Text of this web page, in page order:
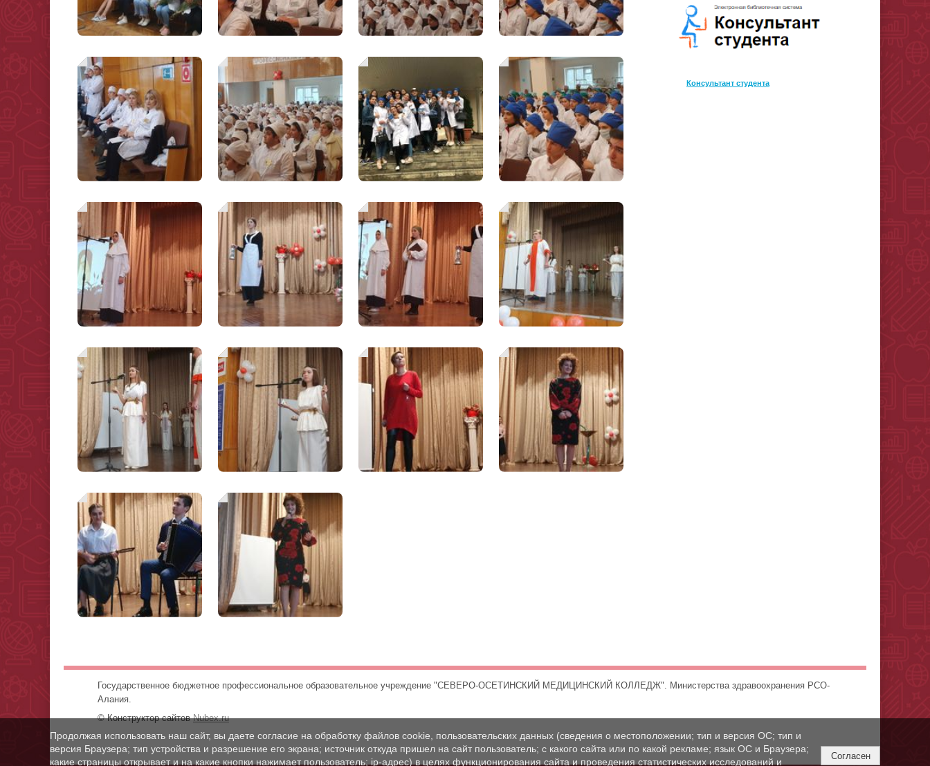
Консультант студента
Государственное бюджетное профессиональное образовательное учреждение "СЕВЕРО-ОСЕТИНСКИЙ МЕДИЦИНСКИЙ КОЛЛЕДЖ". Министерства здравоохранения РСО-
Алания.
© Конструктор сайтовNubex.ru
Продолжая использовать наш сайт, вы даете согласие на обработку файлов cookie, пользовательских данных (сведения о местоположении; тип и версия ОС; тип и
версия Браузера; тип устройства и разрешение его экрана; источник откуда пришел на сайт пользователь; с какого сайта или по какой рекламе; язык ОС и Браузера;
какие страницы открывает и на какие кнопки нажимает пользователь; ip-адрес) в целях функционирования сайта и проведения статистических исследований и
Согласен